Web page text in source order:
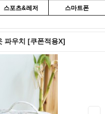
스포츠&레저 스마트폰
우치 [쿠폰적용X]